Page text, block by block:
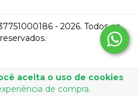
aceita o uso de cookies
de compra.
- 2026. Todos os